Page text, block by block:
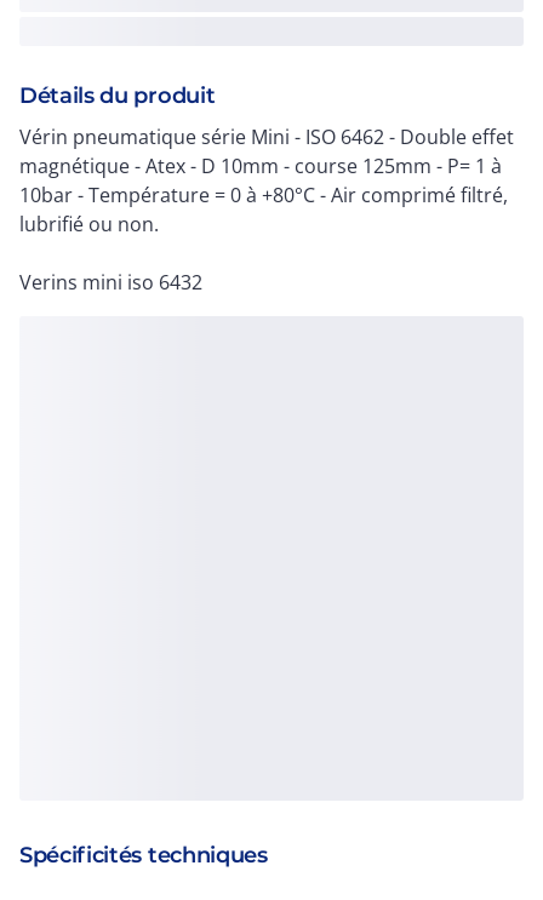
Détails du produit
Vérin pneumatique série Mini - ISO 6462 - Double effet
magnétique - Atex - D 10mm - course 125mm - P= 1 à
10bar - Température = 0 à +80°C - Air comprimé filtré,
lubrifié ou non.
Verins mini iso 6432
Spécificités techniques